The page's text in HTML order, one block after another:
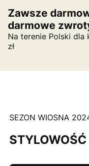
Zawsze
darmowe
Na terenie Polski
zł
SEZON WIOSNA